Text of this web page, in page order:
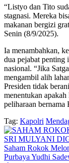
“Listyo dan Tito
stagnasi. Mereka
makanan bergizi
Senin (8/9/2025).
Ia menambahkan,
dua pejabat penting
nasional. “Jika
mengambil alih
Presiden tidak
menentukan
peliharaan bernama
Tag: Kapolri
Saham Rokok
Purbaya Yudhi